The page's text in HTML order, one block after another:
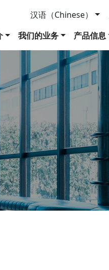
汉语（Chinese）
我们的业务 产品信息